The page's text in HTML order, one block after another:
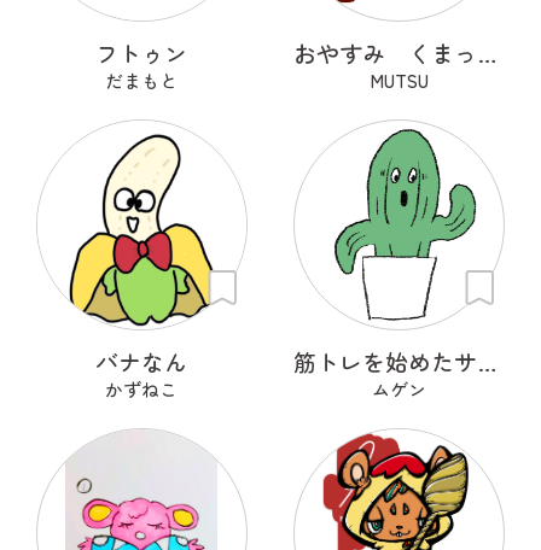
フトゥン
だまもと
おやすみ くまっくら
MUTSU
バナなん
かずねこ
筋トレを始めたサボテン
ムゲン